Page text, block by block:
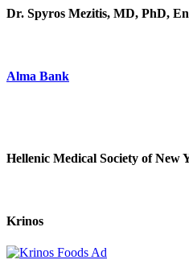
Dr. Spyros Mezitis, MD, PhD,
Alma Bank
Hellenic Medical Society of New
Krinos